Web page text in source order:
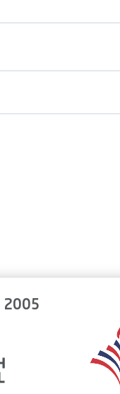
2005